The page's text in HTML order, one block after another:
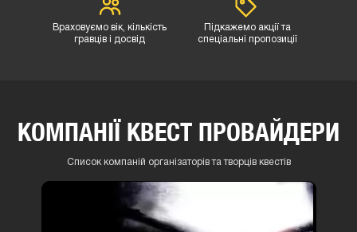
Враховуємо вік, кількість
гравців і досвід
Підкажемо акції та
спеціальні пропозиції
КОМПАНІЇ КВЕСТ ПРОВАЙДЕРИ
Список компаній організаторів та творців квестів